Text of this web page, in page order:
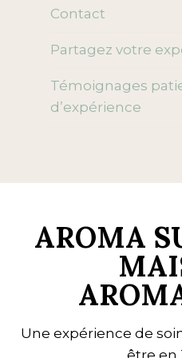
Contact
Partagez votre
Témoignages
d’expérience
AROMA
Une expérience de
être en